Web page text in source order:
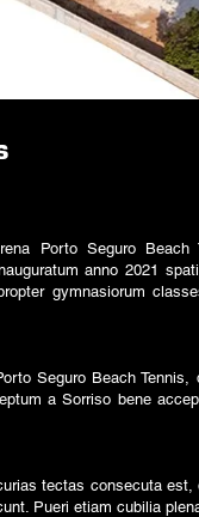
Porto Seguro Beach
anno 2021
gymnasiorum
Seguro Beach
a Sorriso bene
tectas consecuta
Pueri etiam cubilia